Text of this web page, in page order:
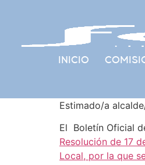
INICIO
Estimado/a
El Boletín Oficial
Resolución de 17
Local, por la que